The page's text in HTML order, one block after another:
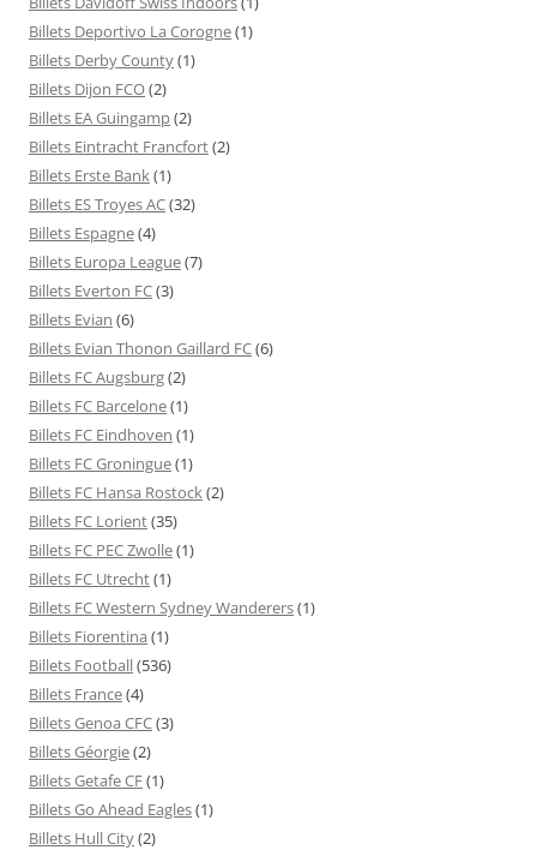
Billets Deportivo La Corogne(1)
Billets Derby County(1)
Billets Dijon FCO(2)
Billets EA Guingamp(2)
Billets Eintracht Francfort(2)
Billets Erste Bank(1)
Billets ES Troyes AC(32)
Billets Espagne(4)
Billets Europa League(7)
Billets Everton FC(3)
Billets Evian (6)
Billets Evian Thonon Gaillard FC(6)
Billets FC Augsburg(2)
Billets FC Barcelone(1)
Billets FC Eindhoven (1)
Billets FC Groningue(1)
Billets FC Hansa Rostock(2)
Billets FC Lorient(35)
Billets FC PEC Zwolle(1)
Billets FC Utrecht(1)
Billets FC Western Sydney Wanderers(1)
Billets Fiorentina (1)
Billets Football(536)
Billets France(4)
Billets Genoa CFC(3)
Billets Géorgie(2)
Billets Getafe CF(1)
Billets Go Ahead Eagles(1)
Billets Hull City(2)